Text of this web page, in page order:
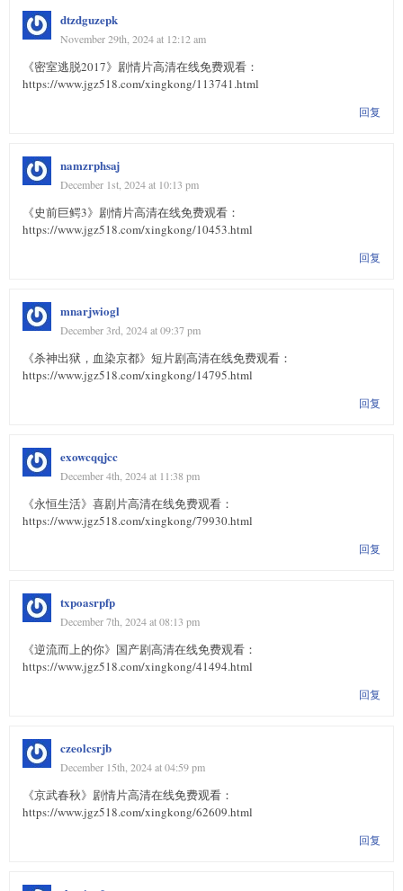
dtzdguzepk
November 29th, 2024 at 12:12 am
《密室逃脱2017》剧情片高清在线免费观看：
https://www.jgz518.com/xingkong/113741.html
回复
namzrphsaj
December 1st, 2024 at 10:13 pm
《史前巨鳄3》剧情片高清在线免费观看：
https://www.jgz518.com/xingkong/10453.html
回复
mnarjwiogl
December 3rd, 2024 at 09:37 pm
《杀神出狱，血染京都》短片剧高清在线免费观看：
https://www.jgz518.com/xingkong/14795.html
回复
exowcqqjcc
December 4th, 2024 at 11:38 pm
《永恒生活》喜剧片高清在线免费观看：
https://www.jgz518.com/xingkong/79930.html
回复
txpoasrpfp
December 7th, 2024 at 08:13 pm
《逆流而上的你》国产剧高清在线免费观看：
https://www.jgz518.com/xingkong/41494.html
回复
czeolcsrjb
December 15th, 2024 at 04:59 pm
《京武春秋》剧情片高清在线免费观看：
https://www.jgz518.com/xingkong/62609.html
回复